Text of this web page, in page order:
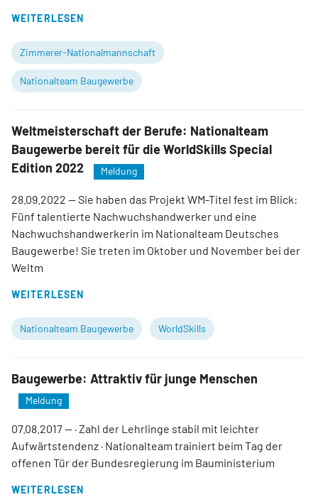
WEITERLESEN
Zimmerer-Nationalmannschaft
Nationalteam Baugewerbe
Weltmeisterschaft der Berufe: Nationalteam
Baugewerbe bereit für die WorldSkills Special
Edition 2022
Meldung
28.09.2022 — Sie haben das Projekt WM-Titel fest im Blick:
Fünf talentierte Nachwuchshandwerker und eine
Nachwuchshandwerkerin im Nationalteam Deutsches
Baugewerbe! Sie treten im Oktober und November bei der
Weltm
WEITERLESEN
Nationalteam Baugewerbe WorldSkills
Baugewerbe: Attraktiv für junge Menschen
Meldung
07.08.2017— · Zahl der Lehrlinge stabil mit leichter
Aufwärtstendenz · Nationalteam trainiert beim Tag der
offenen Tür der Bundesregierung im Bauministerium
WEITERLESEN